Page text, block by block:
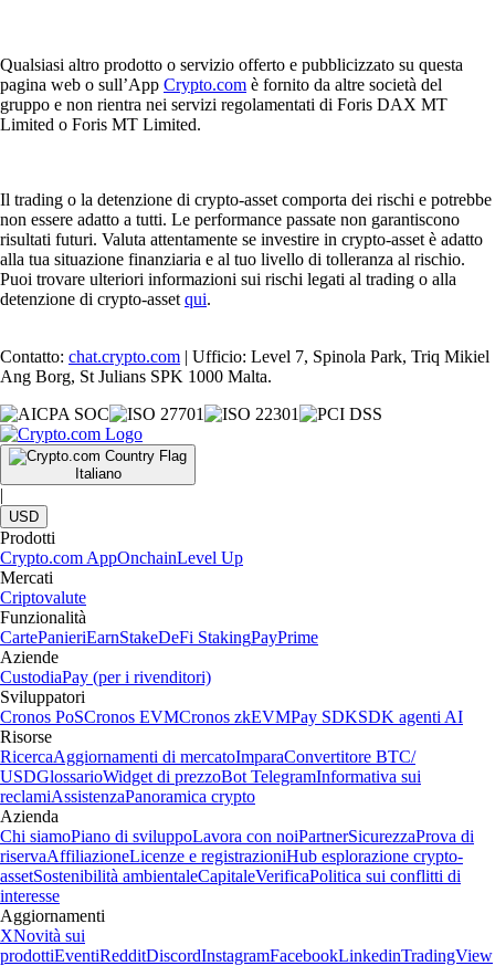
Qualsiasi altro prodotto o servizio offerto e pubblicizzato su questa
pagina web o sull’App Crypto.com è fornito da altre società del
gruppo e non rientra nei servizi regolamentati di Foris DAX MT
Limited o Foris MT Limited.
Il trading o la detenzione di crypto-asset comporta dei rischi e potrebbe
non essere adatto a tutti. Le performance passate non garantiscono
risultati futuri. Valuta attentamente se investire in crypto-asset è adatto
alla tua situazione finanziaria e al tuo livello di tolleranza al rischio.
Puoi trovare ulteriori informazioni sui rischi legati al trading o alla
detenzione di crypto-asset qui.
Contatto: chat.crypto.com | Ufficio: Level 7, Spinola Park, Triq Mikiel
Ang Borg, St Julians SPK 1000 Malta.
Italiano
|
USD
Prodotti
Crypto.com AppOnchainLevel Up
Mercati
Criptovalute
Funzionalità
CartePanieriEarnStakeDeFi StakingPayPrime
Aziende
CustodiaPay (per i rivenditori)
Sviluppatori
Cronos PoSCronos EVMCronos zkEVMPay SDKSDK agenti AI
Risorse
RicercaAggiornamenti di mercatoImparaConvertitore BTC/
USDGlossarioWidget di prezzoBot TelegramInformativa sui
reclamiAssistenzaPanoramica crypto
Azienda
Chi siamoPiano di sviluppoLavora con noiPartnerSicurezzaProva di
riservaAffiliazioneLicenze e registrazioniHub esplorazione crypto-
assetSostenibilità ambientaleCapitaleVerificaPolitica sui conflitti di
interesse
Aggiornamenti
XNovità sui
prodottiEventiRedditDiscordInstagramFacebookLinkedinTradingView